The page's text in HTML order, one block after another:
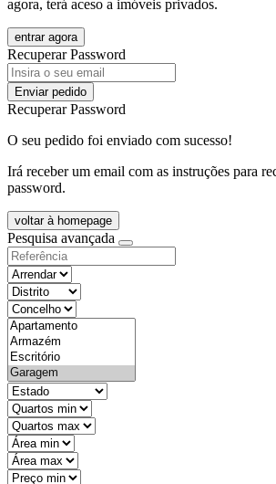
agora, terá aceso a imóveis privados.
entrar agora
Recuperar Password
Enviar pedido
Recuperar Password
O seu pedido foi enviado com sucesso!
Irá receber um email com as instruções para
password.
voltar à homepage
Pesquisa avançada
objective
districtId
countyId
types
state
mintypo
maxtypo
minarea
maxarea
minprice